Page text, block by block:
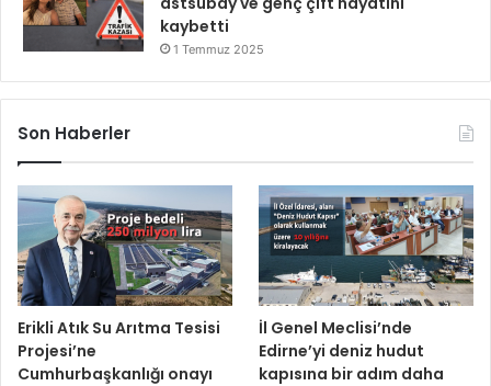
kaybetti
1 Temmuz 2025
Son Haberler
Erikli Atık Su Arıtma Tesisi
Projesi’ne
Cumhurbaşkanlığı onayı
İl Genel Meclisi’nde
Edirne’yi deniz hudut
kapısına bir adım daha